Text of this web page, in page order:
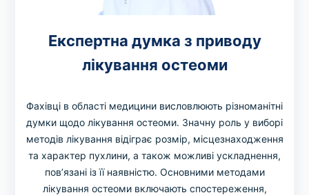
Експертна думка з приводу
лікування остеоми
Фахівці в області медицини висловлюють різноманітні
думки щодо лікування остеоми. Значну роль у виборі
методів лікування відіграє розмір, місцезнаходження
та характер пухлини, а також можливі ускладнення,
пов’язані із її наявністю. Основними методами
лікування остеоми включають спостереження,